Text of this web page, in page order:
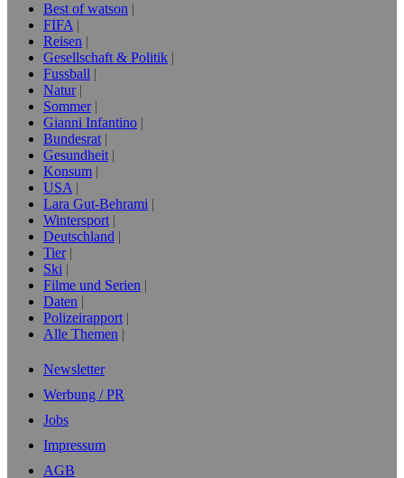
Best of watson
FIFA
Reisen
Gesellschaft & Politik
Fussball
Natur
Sommer
Gianni Infantino
Bundesrat
Gesundheit
Konsum
USA
Lara Gut-Behrami
Wintersport
Deutschland
Tier
Ski
Filme und Serien
Daten
Polizeirapport
Alle Themen
Newsletter
Werbung / PR
Jobs
Impressum
AGB